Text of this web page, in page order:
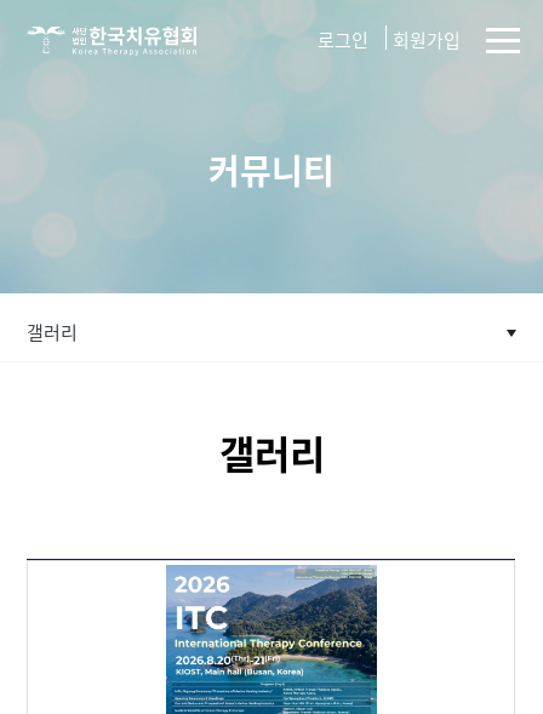
사단법인
로그인 회원가입
커뮤니티
갤러리
갤러리